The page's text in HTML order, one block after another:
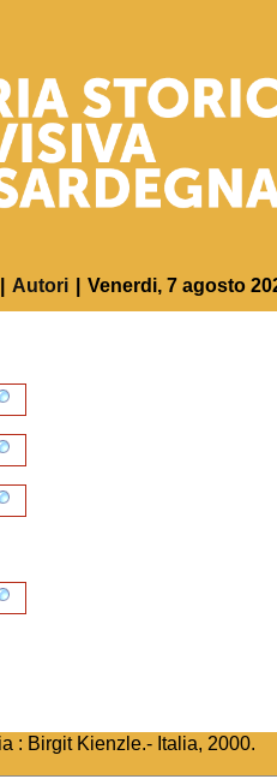
Autori Venerdi, 7 agosto
: Birgit Kienzle.- Italia, 2000.